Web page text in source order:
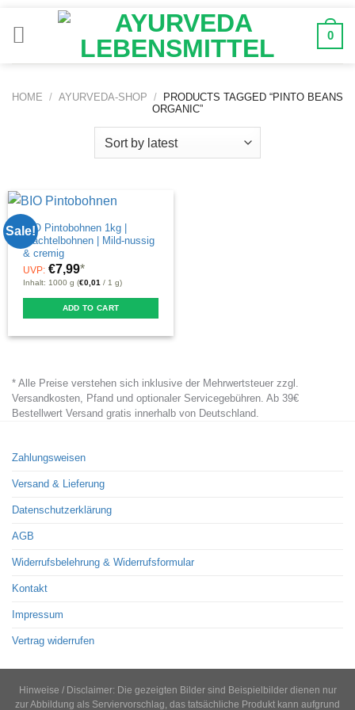
Inhalt
0
HOME / AYURVEDA-SHOP /
PRODUCTS TAGGED “PINTO BEANS
ORGANIC”
Sale!BIO Pintobohnen 1kg |
Wachtelbohnen | Mild-nussig
& cremig
UVP: €7,99*
Inhalt: 1000 g (€0,01 / 1 g)
ADD TO CART
* Alle Preise verstehen sich inklusive der Mehrwertsteuer zzgl.
Versandkosten, Pfand und optionaler Servicegebühren. Ab 39€
Bestellwert Versand gratis innerhalb von Deutschland.
Zahlungsweisen
Versand & Lieferung
Datenschutzerklärung
AGB
Widerrufsbelehrung & Widerrufsformular
Kontakt
Impressum
Vertrag widerrufen
Hinweise / Disclaimer: Die gezeigten Bilder sind Beispielbilder dienen nur
zur Abbildung als Serviervorschlag, das tatsächliche Produkt kann aufgrund